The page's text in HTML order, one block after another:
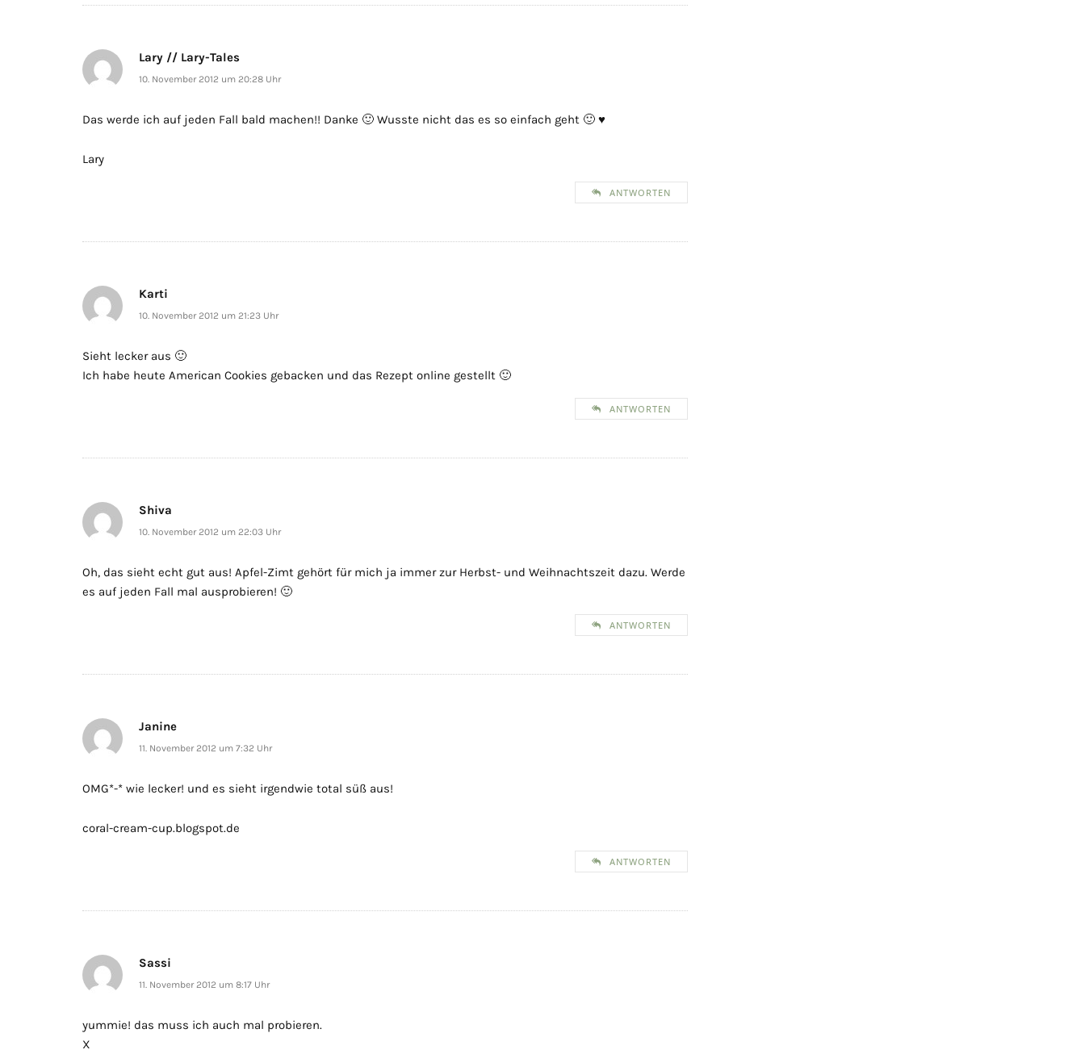
Lary // Lary-Tales
10. November 2012 um 20:28 Uhr
Das werde ich auf jeden Fall bald machen!! Danke 🙂 Wusste nicht das es so einfach geht 🙂 ♥
Lary
ANTWORTEN
Karti
10. November 2012 um 21:23 Uhr
Sieht lecker aus 🙂
Ich habe heute American Cookies gebacken und das Rezept online gestellt 🙂
ANTWORTEN
Shiva
10. November 2012 um 22:03 Uhr
Oh, das sieht echt gut aus! Apfel-Zimt gehört für mich ja immer zur Herbst- und Weihnachtszeit dazu. Werde
es auf jeden Fall mal ausprobieren! 🙂
ANTWORTEN
Janine
11. November 2012 um 7:32 Uhr
OMG*-* wie lecker! und es sieht irgendwie total süß aus!
coral-cream-cup.blogspot.de
ANTWORTEN
Sassi
11. November 2012 um 8:17 Uhr
yummie! das muss ich auch mal probieren.
X